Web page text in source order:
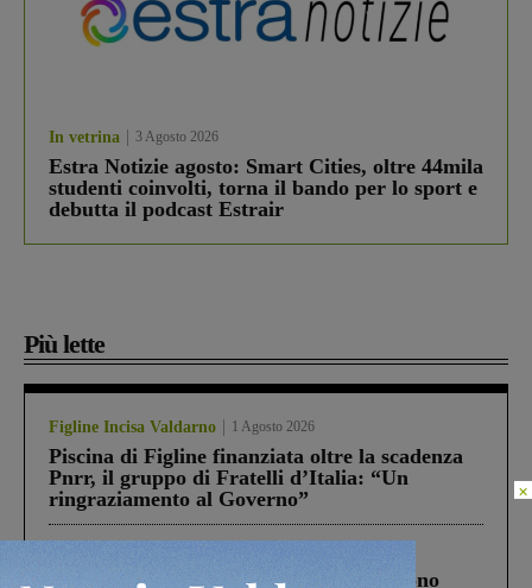
In vetrina 3 Agosto 2026
Estra Notizie agosto: Smart Cities, oltre 44mila
studenti coinvolti, torna il bando per lo sport e
debutta il podcast Estrair
Più lette
Figline Incisa Valdarno 1 Agosto 2026
Piscina di Figline finanziata oltre la scadenza
Pnrr, il gruppo di Fratelli d’Italia: “Un
ringraziamento al Governo”
Un anno fa la strage in A1 in cui morirono
×